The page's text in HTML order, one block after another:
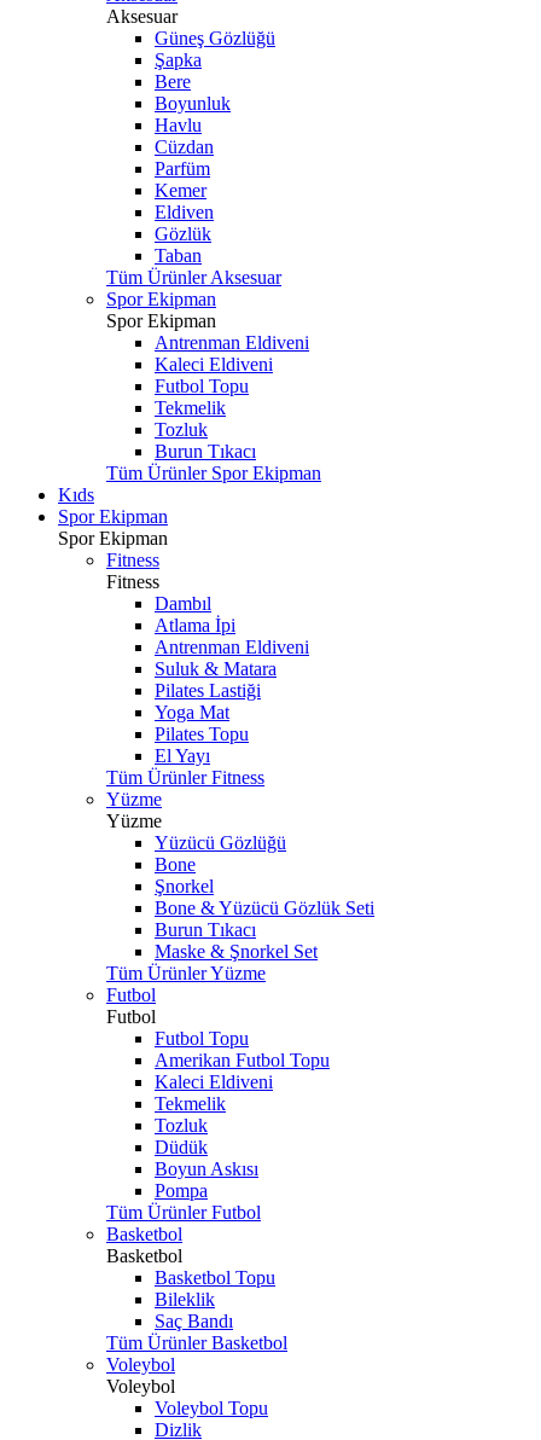
Aksesuar
Güneş Gözlüğü
Şapka
Bere
Boyunluk
Havlu
Cüzdan
Parfüm
Kemer
Eldiven
Gözlük
Taban
Tüm Ürünler Aksesuar
Spor Ekipman
Spor Ekipman
Antrenman Eldiveni
Kaleci Eldiveni
Futbol Topu
Tekmelik
Tozluk
Burun Tıkacı
Tüm Ürünler Spor Ekipman
Kıds
Spor Ekipman
Spor Ekipman
Fitness
Fitness
Dambıl
Atlama İpi
Antrenman Eldiveni
Suluk & Matara
Pilates Lastiği
Yoga Mat
Pilates Topu
El Yayı
Tüm Ürünler Fitness
Yüzme
Yüzme
Yüzücü Gözlüğü
Bone
Şnorkel
Bone & Yüzücü Gözlük Seti
Burun Tıkacı
Maske & Şnorkel Set
Tüm Ürünler Yüzme
Futbol
Futbol
Futbol Topu
Amerikan Futbol Topu
Kaleci Eldiveni
Tekmelik
Tozluk
Düdük
Boyun Askısı
Pompa
Tüm Ürünler Futbol
Basketbol
Basketbol
Basketbol Topu
Bileklik
Saç Bandı
Tüm Ürünler Basketbol
Voleybol
Voleybol
Voleybol Topu
Dizlik